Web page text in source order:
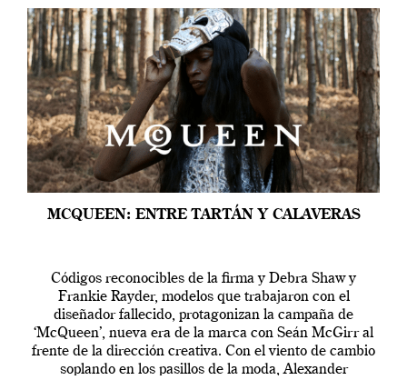
MCQUEEN: ENTRE TARTÁN Y CALAVERAS
Códigos reconocibles de la firma y Debra Shaw y
Frankie Rayder, modelos que trabajaron con el
diseñador fallecido, protagonizan la campaña de
‘McQueen’, nueva era de la marca con Seán McGirr al
frente de la dirección creativa. Con el viento de cambio
soplando en los pasillos de la moda, Alexander